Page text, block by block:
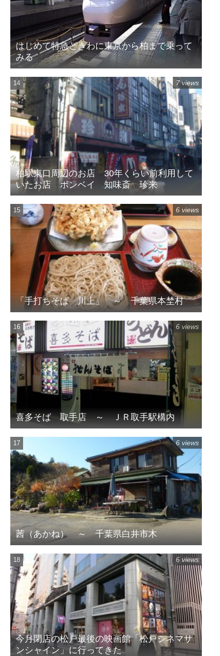
はじめて特急ときわに東京から柏まで乗って
みる
柏駅東口周辺のお店 30年くらい前利用して
いたお店 ボンベイ 知味斎 珍来
7 views
「手打ちそば 川上」 ～ 千葉県本埜村
6 views
喜多そば 取手店 ～ ＪＲ取手駅構内
6 views
茜（あかね） ～ 千葉県白井市木
6 views
今月閉店の松戸最後の映画館「松戸シネマサ
ンシャイン」に行ってきた
6 views